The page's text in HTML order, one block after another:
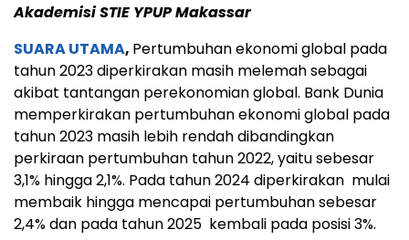
Akademisi STIE YPUP Makassar
SUARA UTAMA, Pertumbuhan ekonomi global pada
tahun 2023 diperkirakan masih melemah sebagai
akibat tantangan perekonomian global. Bank Dunia
memperkirakan pertumbuhan ekonomi global pada
tahun 2023 masih lebih rendah dibandingkan
perkiraan pertumbuhan tahun 2022, yaitu sebesar
3,1% hingga 2,1%. Pada tahun 2024 diperkirakan mulai
membaik hingga mencapai pertumbuhan sebesar
2,4% dan pada tahun 2025 kembali pada posisi 3%.